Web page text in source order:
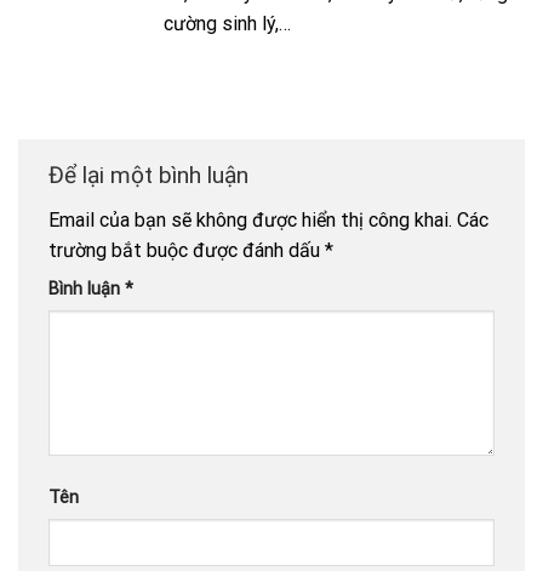
cường sinh lý,…
Để lại một bình luận
Email của bạn sẽ không được hiển thị công khai. Các
trường bắt buộc được đánh dấu *
Bình luận *
Tên